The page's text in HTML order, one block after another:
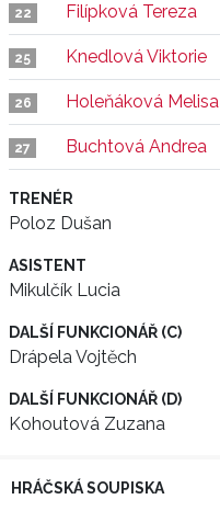
22 Filípková Tereza
25 Knedlová Viktorie
26 Holeňáková Melisa
27 Buchtová Andrea
TRENÉR
Poloz Dušan
ASISTENT
Mikulčík Lucia
DALŠÍ FUNKCIONÁŘ (C)
Drápela Vojtěch
DALŠÍ FUNKCIONÁŘ (D)
Kohoutová Zuzana
HRÁČSKÁ SOUPISKA